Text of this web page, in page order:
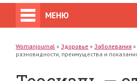
МЕНЮ
Womanjournal » Здоровье » Заболевания »
разновидности, преимущества и